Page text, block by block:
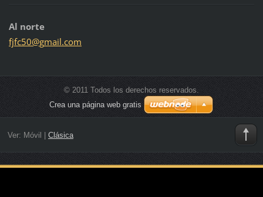
Al norte
fjfc50@gmail.com
© 2011 Todos los derechos reservados.
Crea una página web gratis
Ver: Móvil Clásica